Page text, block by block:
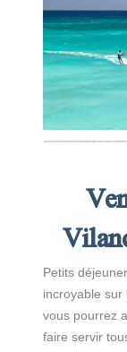
Petits
incroyable sur
vous pourrez
faire servir